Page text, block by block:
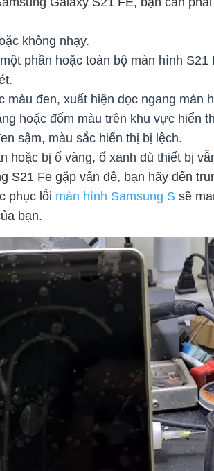
không nhạy.
phần hoặc toàn bộ màn hình S21
màu đen, xuất hiện dọc ngang màn
hoặc đốm màu trên khu vực hiển
sậm, màu sắc hiển thị bị lệch.
hoặc bị ố vàng, ố xanh dù thiết bị
S21 Fe gặp vấn đề, bạn hãy đến
phục lỗi màn hình Samsung S sẽ
bạn.